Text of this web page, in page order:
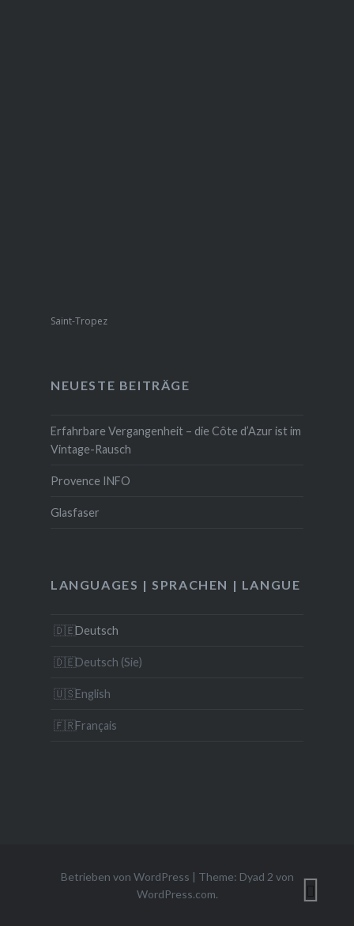
Saint-Tropez
NEUESTE BEITRÄGE
Erfahrbare Vergangenheit – die Côte d’Azur ist im
Vintage-Rausch
Provence INFO
Glasfaser
LANGUAGES | SPRACHEN | LANGUE
Deutsch
Deutsch (Sie)
English
Français
Betrieben von WordPress | Theme: Dyad 2 von
WordPress.com.